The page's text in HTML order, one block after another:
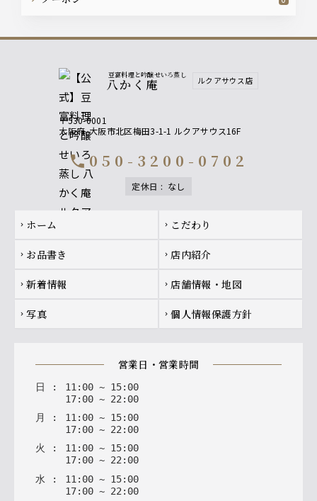
豆富料理と吟醸せいろ蒸し
八かく庵 ルクアサウス店
〒530-0001
大阪府 大阪市北区梅田3-1-1 ルクアサウス16F
call050-3200-0702
定休日 : なし
Footer navigation
chevron_right ホーム chevron_right こだわり
chevron_right お品書き chevron_right 店内紹介
chevron_right 新着情報 chevron_right 店舗情報・地図
chevron_right 写真 chevron_right 個人情報保護方針
営業日・営業時間
日 : 11 : 00 ~ 15: 00
17: 00 ~ 22 : 00
月
: 11: 00 ~ 15: 00
17: 00 ~ 22: 00
火
: 11: 00 ~ 15: 00
17: 00 ~ 22: 00
水 : 11 : 00 ~ 15: 00
17: 00 ~ 22 : 00